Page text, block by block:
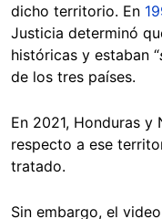
dicho territorio. En
Justicia determinó
históricas y estaban “
de los tres países.
En 2021, Honduras y
respecto a ese
tratado.
Sin embargo, el